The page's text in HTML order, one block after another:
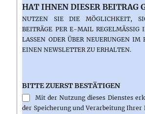
HAT IHNEN DIESER BEITRAG
NUTZEN SIE DIE MÖGLICHKEIT,
BEITRÄGE PER E-MAIL REGELMÄSSIG
ASSEN ODER ÜBER NEUERUNGEN IM
INEN NEWSLETTER ZU ERHALTEN.
BITTE ZUERST BESTÄTIGEN
Mit der Nutzung dieses Dienstes
der Speicherung und Verarbeitung Ihrer